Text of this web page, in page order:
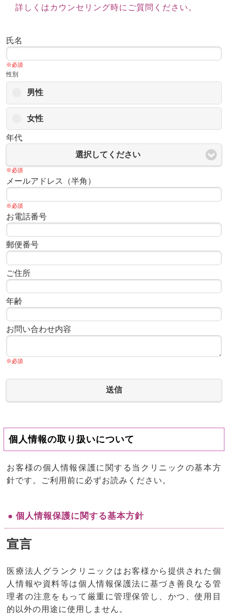
詳しくはカウンセリング時にご質問ください。
氏名
※必須
性別
男性
女性
年代
選択してください
※必須
メールアドレス（半角）
※必須
お電話番号
郵便番号
ご住所
年齢
お問い合わせ内容
※必須
送信
個人情報の取り扱いについて
お客様の個人情報保護に関する当クリニックの基本方
針です。ご利用前に必ずお読みください。
● 個人情報保護に関する基本方針
宣言
医療法人グランクリニックはお客様から提供された個
人情報や資料等は個人情報保護法に基づき善良なる管
理者の注意をもって厳重に管理保管し、かつ、使用目
的以外の用途に使用しません。